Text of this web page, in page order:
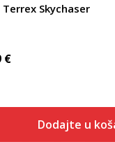
Terrex Skychaser
€
Dodajte u